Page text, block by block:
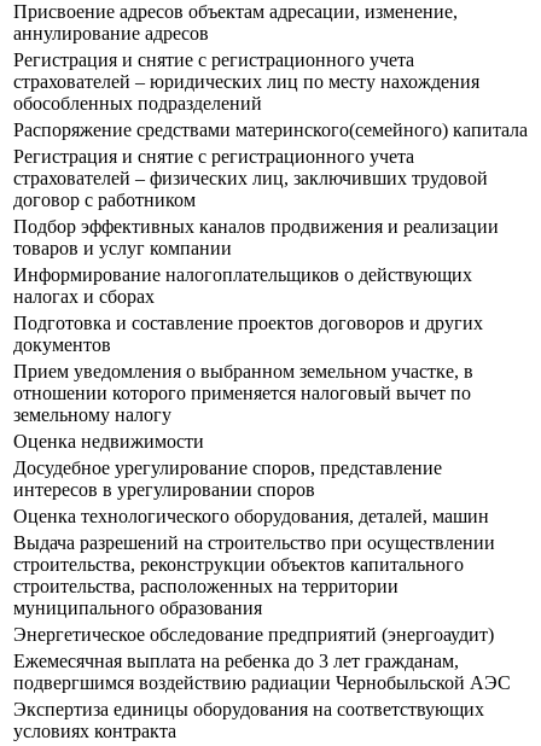
Присвоение адресов объектам адресации, изменение,
аннулирование адресов
Регистрация и снятие с регистрационного учета
страхователей – юридических лиц по месту нахождения
обособленных подразделений
Распоряжение средствами материнского(семейного) капитала
Регистрация и снятие с регистрационного учета
страхователей – физических лиц, заключивших трудовой
договор с работником
Подбор эффективных каналов продвижения и реализации
товаров и услуг компании
Информирование налогоплательщиков о действующих
налогах и сборах
Подготовка и составление проектов договоров и других
документов
Прием уведомления о выбранном земельном участке, в
отношении которого применяется налоговый вычет по
земельному налогу
Оценка недвижимости
Досудебное урегулирование споров, представление
интересов в урегулировании споров
Оценка технологического оборудования, деталей, машин
Выдача разрешений на строительство при осуществлении
строительства, реконструкции объектов капитального
строительства, расположенных на территории
муниципального образования
Энергетическое обследование предприятий (энергоаудит)
Ежемесячная выплата на ребенка до 3 лет гражданам,
подвергшимся воздействию радиации Чернобыльской АЭС
Экспертиза единицы оборудования на соответствующих
условиях контракта